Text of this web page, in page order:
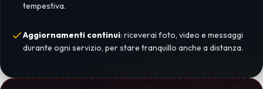
tempestiva.
Aggiornamenti continui: riceverai foto, video e messaggi
durante ogni servizio, per stare tranquillo anche a distanza.